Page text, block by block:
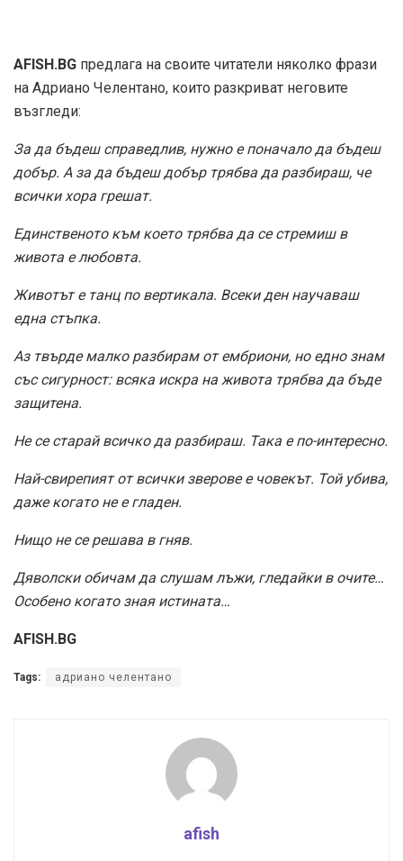
AFISH.BG предлага на своите читатели няколко фрази
на Адриано Челентано, които разкриват неговите
възгледи:
За да бъдеш справедлив, нужно е поначало да бъдеш
добър. А за да бъдеш добър трябва да разбираш, че
всички хора грешат.
Единственото към което трябва да се стремиш в
живота е любовта.
Животът е танц по вертикала. Всеки ден научаваш
една стъпка.
Аз твърде малко разбирам от ембриони, но едно знам
със сигурност: всяка искра на живота трябва да бъде
защитена.
Не се старай всичко да разбираш. Така е по-интересно.
Най-свирепият от всички зверове е човекът. Той убива,
даже когато не е гладен.
Нищо не се решава в гняв.
Дяволски обичам да слушам лъжи, гледайки в очите…
Особено когато зная истината…
AFISH.BG
Tags: адриано челентано
afish